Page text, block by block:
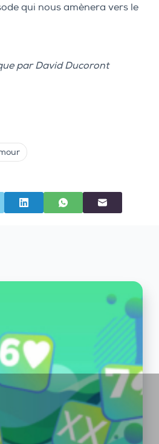
qui nous amènera vers le
par David Ducoront